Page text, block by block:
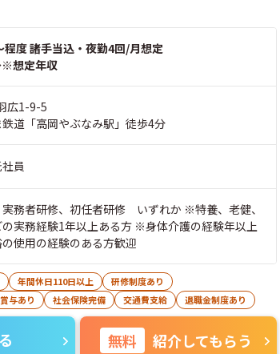
程度 諸手当込・夜勤4回/月想定
想定年収
広1-9-5
道「高岡やぶなみ駅」徒歩4分
員
務者研修、初任者研修 いずれか ※特養、老健、
実務経験1年以上ある方 ※身体介護の経験年以上
使用の経験のある方歓迎
年間休日110日以上
研修制度あり
与あり 社会保険完備 交通費支給 退職金制度あり
無料 紹介してもらう